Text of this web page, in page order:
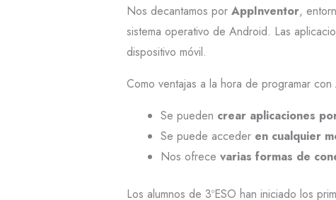
Nos decantamos por AppInventor,
sistema operativo de Android. Las
dispositivo móvil.
Como ventajas a la hora de programar
Se pueden crear aplicaciones
Se puede acceder en cualquier
Nos ofrece varias formas de
Los alumnos de 3ºESO han iniciado los